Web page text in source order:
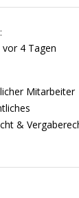
4 Tagen
Mitarbeiter
&